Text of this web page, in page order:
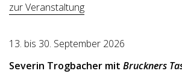
zur Veranstaltung
13. bis 30. September 2026
Severin Trogbacher mit Bruckners